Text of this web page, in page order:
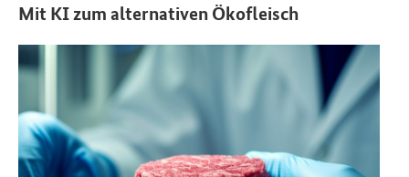
Mit KI zum alternativen Ökofleisch